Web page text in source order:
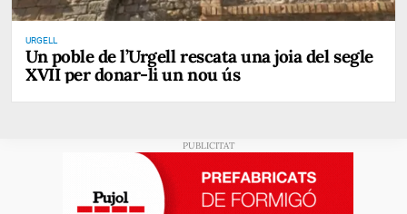
URGELL
Un poble de l’Urgell rescata una joia del segle
XVII per donar-li un nou ús